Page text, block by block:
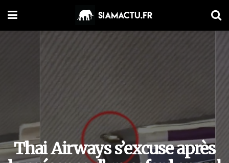
Thai Airways s’excuse après